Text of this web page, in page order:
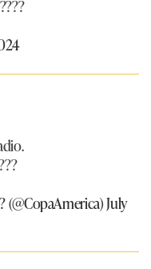
(@CopaAmerica)July